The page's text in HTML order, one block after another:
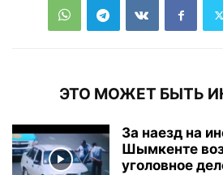
ЭТО МОЖЕТ БЫТЬ
За наезд на
Шымкенте
уголовное